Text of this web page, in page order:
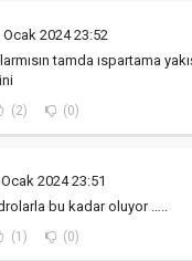
2024 23:52
tamda ıspartama
(2) (0)
2024 23:51
bu kadar oluyor …..
(1) (0)